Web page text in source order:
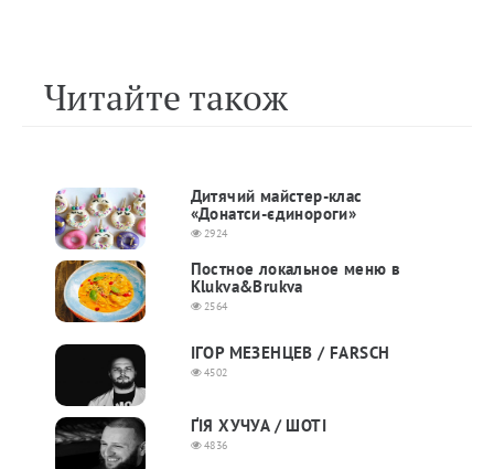
Читайте також
Дитячий майстер-клас
«Донатси-єдинороги»
2924
Постное локальное меню в
Klukva&Brukva
2564
ІГОР МЕЗЕНЦЕВ / FARSCH
4502
ҐІЯ ХУЧУА / ШОТІ
4836